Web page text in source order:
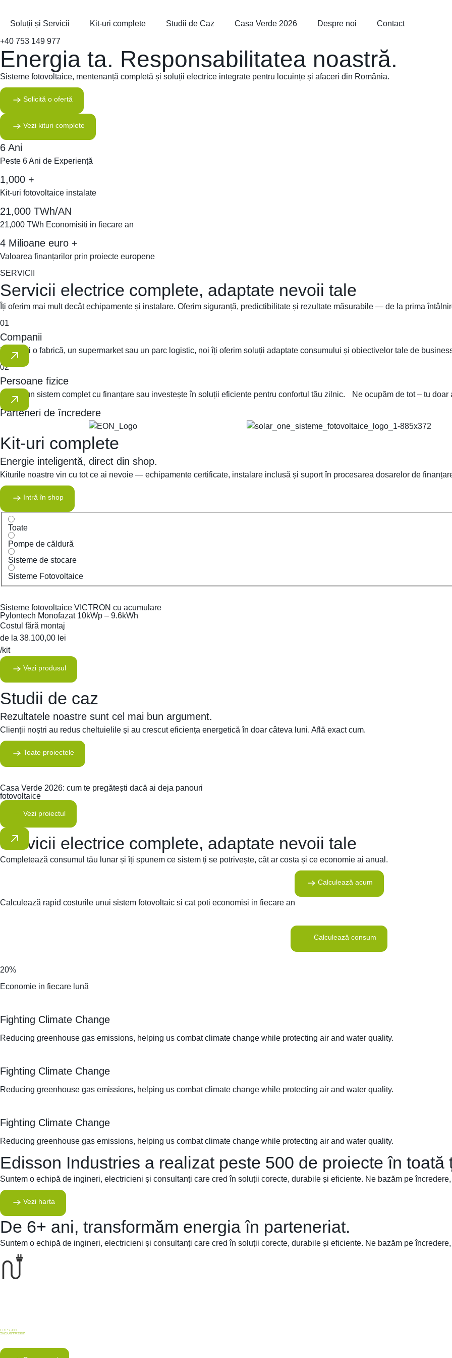
Soluții și Servicii Kit-uri complete Studii de Caz Casa Verde 2026 Despre noi Contact
+40 753 149 977
Energia ta. Responsabilitatea noastră.
Sisteme fotovoltaice, mentenanță completă și soluții electrice integrate pentru locuințe și afaceri din România.
Solicită o ofertă
Vezi kituri complete
6 Ani
Peste 6 Ani de Experiență
1,000 +
Kit-uri fotovoltaice instalate
21,000 TWh/AN
21,000 TWh Economisiti in fiecare an
4 Milioane euro +
Valoarea finanțarilor prin proiecte europene
SERVICII
Servicii electrice complete, adaptate nevoii tale
Îți oferim mai mult decât echipamente și instalare. Oferim siguranță, predictibilitate și rezultate măsurabile — de la prima
01
Companii
Fie că ai o fabrică, un supermarket sau un parc logistic, noi îți oferim soluții adaptate consumului și obiectivelor tale de
02
Persoane fizice
Obține un sistem complet cu finanțare sau investește în soluții eficiente pentru confortul tău zilnic. Ne ocupăm de tot – tu doar
Parteneri de încredere
Kit-uri complete
Energie inteligentă, direct din shop.
Kiturile noastre vin cu tot ce ai nevoie — echipamente certificate, instalare inclusă și suport în procesarea dosarelor de
Intră în shop
Toate
Pompe de căldură
Sisteme de stocare
Sisteme Fotovoltaice
Sisteme fotovoltaice VICTRON cu acumulare
Pylontech Monofazat 10kWp – 9.6kWh
Costul fără montaj
de la 38.100,00 lei
/kit
Vezi produsul
Studii de caz
Rezultatele noastre sunt cel mai bun argument.
Clienții noștri au redus cheltuielile și au crescut eficiența energetică în doar câteva luni. Află exact cum.
Toate proiectele
Casa Verde 2026: cum te pregătești dacă ai deja panouri
fotovoltaice
Vezi proiectul
Servicii electrice complete, adaptate nevoii tale
Completează consumul tău lunar și îți spunem ce sistem ți se potrivește, cât ar costa și ce economie ai anual.
Calculează acum
Calculează rapid costurile unui sistem fotovoltaic si cat poti economisi in fiecare an
Calculează consum
20%
Economie in fiecare lună
Fighting Climate Change
Reducing greenhouse gas emissions, helping us combat climate change while protecting air and water quality.
Fighting Climate Change
Reducing greenhouse gas emissions, helping us combat climate change while protecting air and water quality.
Fighting Climate Change
Reducing greenhouse gas emissions, helping us combat climate change while protecting air and water quality.
Edisson Industries a realizat peste 500 de proiecte în
Suntem o echipă de ingineri, electricieni și consultanți care cred în soluții corecte, durabile și eficiente. Ne bazăm pe
Vezi harta
De 6+ ani, transformăm energia în parteneriat.
Suntem o echipă de ingineri, electricieni și consultanți care cred în soluții corecte, durabile și eficiente. Ne bazăm pe